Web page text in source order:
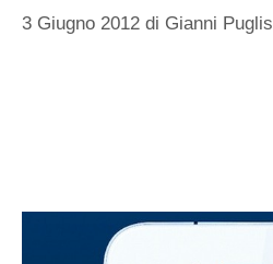
3 Giugno 2012 di Gianni